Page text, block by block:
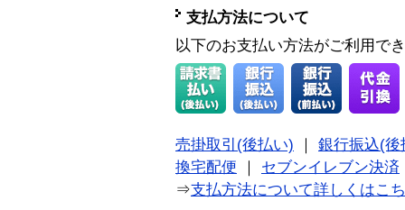
支払方法について
以下のお支払い方法がご利用で
売掛取引(後払い)
銀行振込(後
換宅配便
セブンイレブン決済
⇒支払方法について詳しくはこ